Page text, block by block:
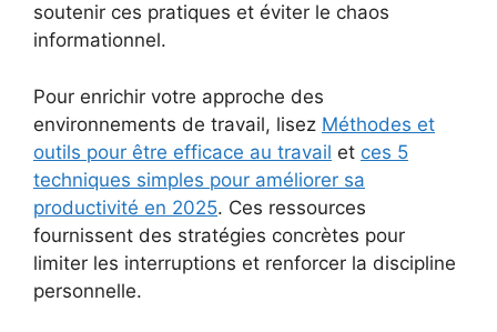
soutenir ces pratiques et éviter le chaos
informationnel.
Pour enrichir votre approche des
environnements de travail, lisez Méthodes et
outils pour être efficace au travail et ces 5
techniques simples pour améliorer sa
productivité en 2025. Ces ressources
fournissent des stratégies concrètes pour
limiter les interruptions et renforcer la discipline
personnelle.